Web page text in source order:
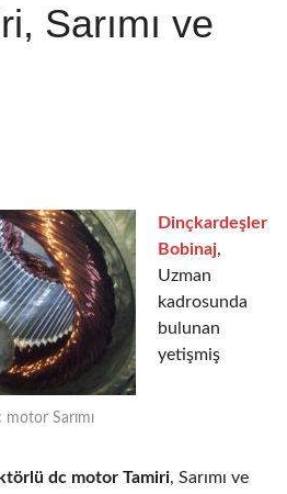
Sarımı ve
Sarımı
Dinçkardeşler
Bobinaj,
Uzman
kadrosunda
bulunan
yetişmiş
dc motor Tamiri, Sarımı ve